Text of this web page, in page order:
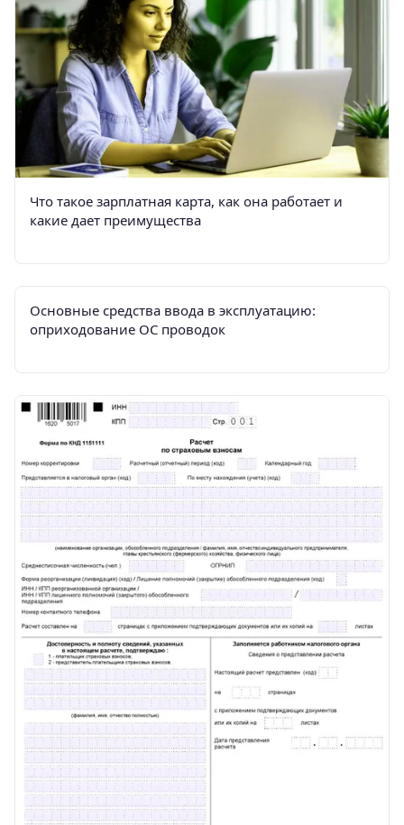
Что такое зарплатная карта, как она работает и
какие дает преимущества
Основные средства ввода в эксплуатацию:
оприходование ОС проводок